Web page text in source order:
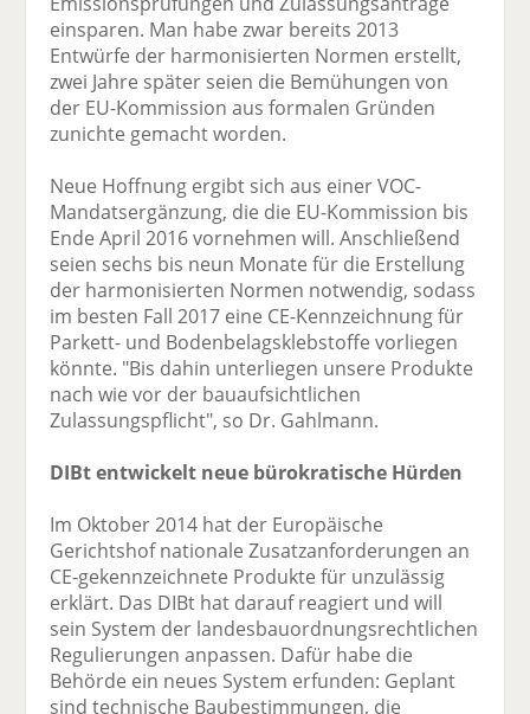
einsparen. Man habe zwar bereits 2013
Entwürfe der harmonisierten Normen erstellt,
zwei Jahre später seien die Bemühungen von
der EU-Kommission aus formalen Gründen
zunichte gemacht worden.
Neue Hoffnung ergibt sich aus einer VOC-
Mandatsergänzung, die die EU-Kommission bis
Ende April 2016 vornehmen will. Anschließend
seien sechs bis neun Monate für die Erstellung
der harmonisierten Normen notwendig, sodass
im besten Fall 2017 eine CE-Kennzeichnung für
Parkett- und Bodenbelagsklebstoffe vorliegen
könnte. "Bis dahin unterliegen unsere Produkte
nach wie vor der bauaufsichtlichen
Zulassungspflicht", so Dr. Gahlmann.
DIBt entwickelt neue bürokratische Hürden
Im Oktober 2014 hat der Europäische
Gerichtshof nationale Zusatzanforderungen an
CE-gekennzeichnete Produkte für unzulässig
erklärt. Das DIBt hat darauf reagiert und will
sein System der landesbauordnungsrechtlichen
Regulierungen anpassen. Dafür habe die
Behörde ein neues System erfunden: Geplant
sind technische Baubestimmungen, die